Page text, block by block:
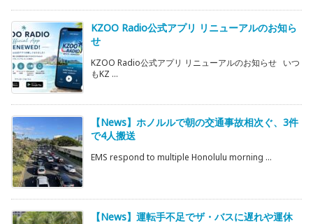
KZOO Radio公式アプリ リニューアルのお知ら
せ
KZOO Radio公式アプリ リニューアルのお知らせ いつ
もKZ ...
【News】ホノルルで朝の交通事故相次ぐ、3件
で4人搬送
EMS respond to multiple Honolulu morning ...
【News】運転手不足でザ・バスに遅れや運休